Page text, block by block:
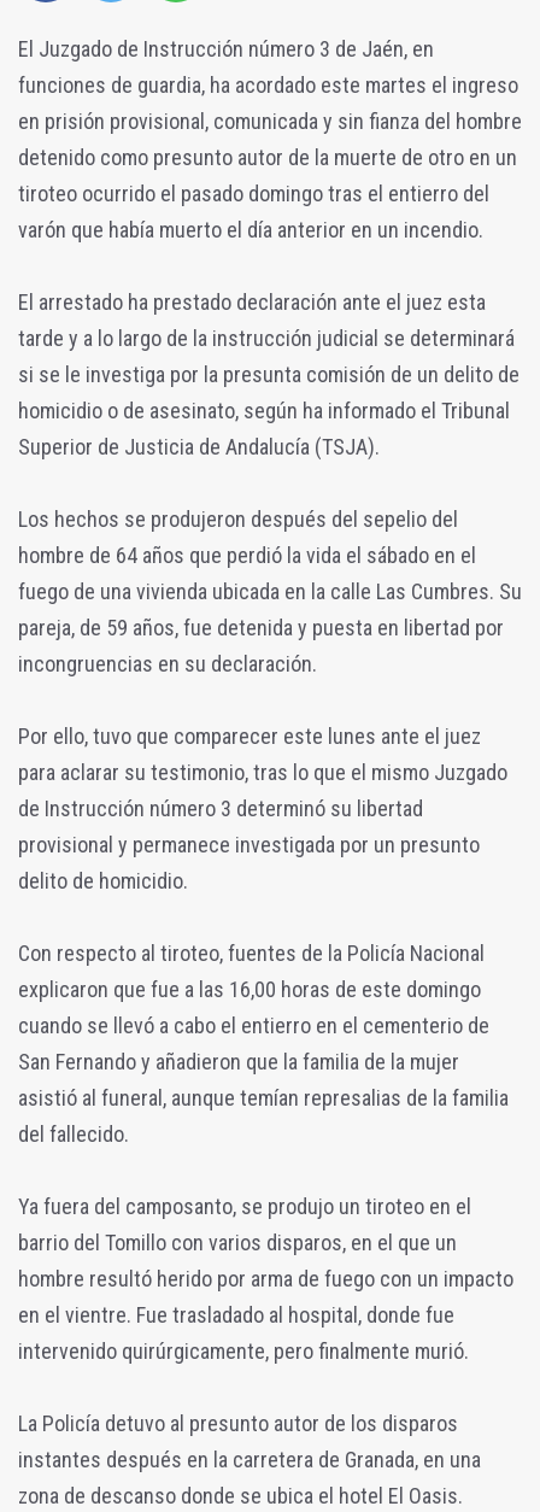
El Juzgado de Instrucción número 3 de Jaén, en
funciones de guardia, ha acordado este martes el ingreso
en prisión provisional, comunicada y sin fianza del hombre
detenido como presunto autor de la muerte de otro en un
tiroteo ocurrido el pasado domingo tras el entierro del
varón que había muerto el día anterior en un incendio.
El arrestado ha prestado declaración ante el juez esta
tarde y a lo largo de la instrucción judicial se determinará
si se le investiga por la presunta comisión de un delito de
homicidio o de asesinato, según ha informado el Tribunal
Superior de Justicia de Andalucía (TSJA).
Los hechos se produjeron después del sepelio del
hombre de 64 años que perdió la vida el sábado en el
fuego de una vivienda ubicada en la calle Las Cumbres. Su
pareja, de 59 años, fue detenida y puesta en libertad por
incongruencias en su declaración.
Por ello, tuvo que comparecer este lunes ante el juez
para aclarar su testimonio, tras lo que el mismo Juzgado
de Instrucción número 3 determinó su libertad
provisional y permanece investigada por un presunto
delito de homicidio.
Con respecto al tiroteo, fuentes de la Policía Nacional
explicaron que fue a las 16,00 horas de este domingo
cuando se llevó a cabo el entierro en el cementerio de
San Fernando y añadieron que la familia de la mujer
asistió al funeral, aunque temían represalias de la familia
del fallecido.
Ya fuera del camposanto, se produjo un tiroteo en el
barrio del Tomillo con varios disparos, en el que un
hombre resultó herido por arma de fuego con un impacto
en el vientre. Fue trasladado al hospital, donde fue
intervenido quirúrgicamente, pero finalmente murió.
La Policía detuvo al presunto autor de los disparos
instantes después en la carretera de Granada, en una
zona de descanso donde se ubica el hotel El Oasis.